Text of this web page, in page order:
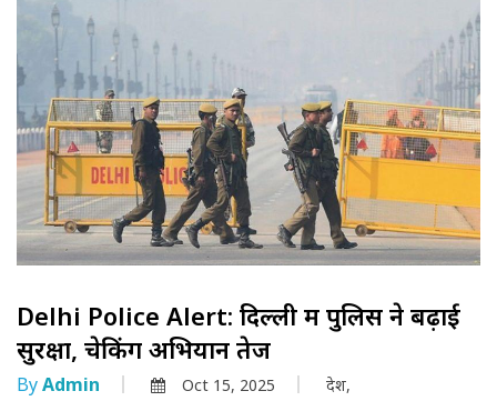
Delhi Police Alert: दिल्ली में पुलिस ने बढ़ाई
सुरक्षा, चेकिंग अभियान तेज
ByAdmin Oct 15, 2025 देश,